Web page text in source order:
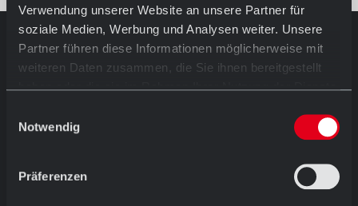
Verwendung unserer Website an unsere Partner für
soziale Medien, Werbung und Analysen weiter. Unsere
Partner führen diese Informationen möglicherweise mit
weiteren Daten zusammen, die Sie ihnen bereitgestellt
haben oder die sie im Rahmen Ihrer Nutzung der Dienste
Notwendig
Präferenzen
AUSSTELLUNG IN HÖRSTEL
Mo.-Fr. 08.30 - 12.00 Uhr
13.00 - 17.30 Uhr